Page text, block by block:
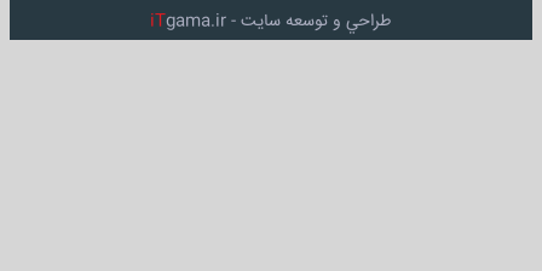
طراحي و توسعه سايت - iTgama.ir